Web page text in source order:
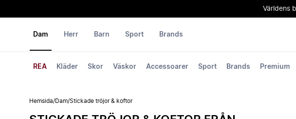
Världens
Dam
REA Kläder Skor Väskor Accessoarer Sport Brands Premium
Herr Barn Sport Brands
Hemsida/Dam/Stickade tröjor & koftor